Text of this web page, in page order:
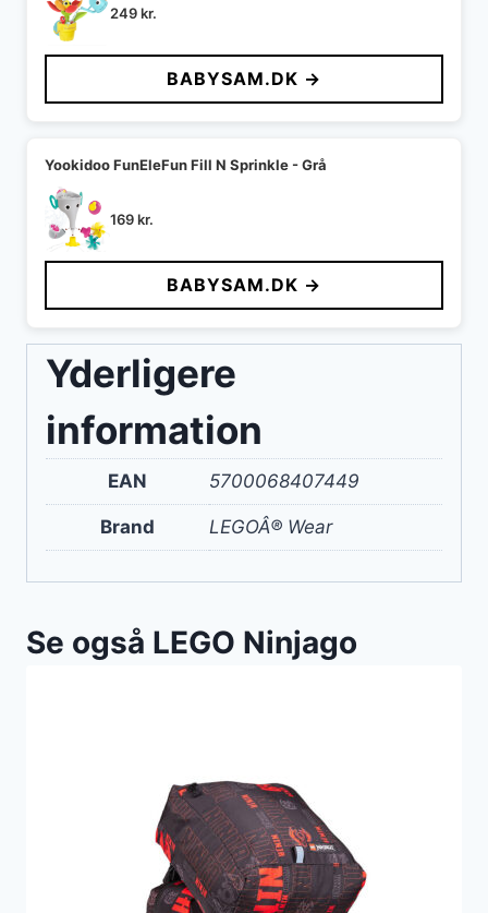
249kr.
BABYSAM.DK →
Yookidoo FunEleFun Fill N Sprinkle - Grå
169kr.
BABYSAM.DK →
Yderligere
information
EAN 5700068407449
Brand LEGOÂ® Wear
Se også LEGO Ninjago